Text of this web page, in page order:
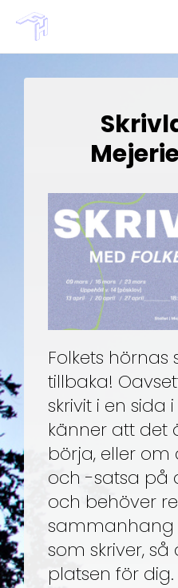
Folkets hörnas
tillbaka!
skrivit i en sida
känner att det
börja, eller om
och -satsa på
och behöver
som skriver,
platsen för dig.